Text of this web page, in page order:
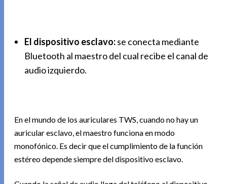
El dispositivo esclavo:se conecta mediante
Bluetooth al maestro del cual recibe el canal de
audio izquierdo.
En el mundo de los auriculares TWS, cuando no hay un
auricular esclavo, el maestro funciona en modo
monofónico. Es decir que el cumplimiento de la función
estéreo depende siempre del dispositivo esclavo.